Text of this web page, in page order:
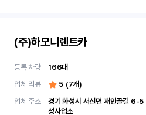
(주)하모니렌트카
등록 차량 166대
업체 리뷰
5 (7개)
업체 주소
경기 화성시 서신면 재안골길 6-5	 HL홀딩스Flee t-ON 화
성사업소